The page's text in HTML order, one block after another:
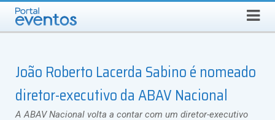
Select Language ▼
João Roberto Lacerda Sabino é nomeado
diretor-executivo da ABAV Nacional
A ABAV Nacional volta a contar com um diretor-executivo